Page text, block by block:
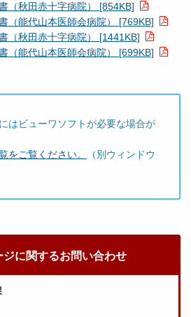
（秋田赤十字病院） [854KB]
（能代山本医師会病院） [769KB]
（秋田赤十字病院） [1441KB]
（能代山本医師会病院） [699KB]
はビューワソフトが必要な場合が
をご覧ください。
（別ウィンドウ
ジに関するお問い合わせ